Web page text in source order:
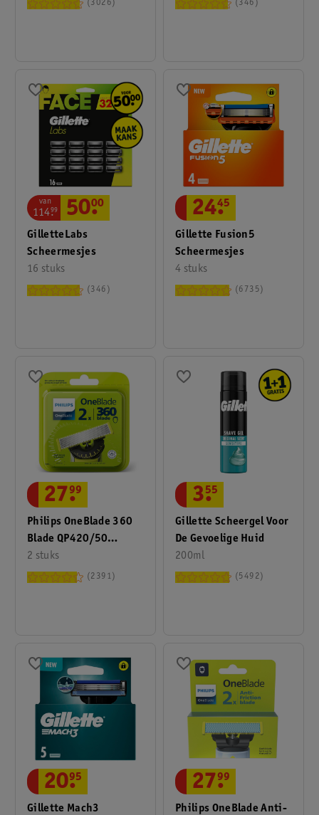
3026 346
GilletteLabs
Scheermesjes
16 stuks
van
114.
99 50.
00
346
Gillette Fusion5
Scheermesjes
4 stuks
24.
45
6735
Philips OneBlade 360
Blade QP420/50
Navulmesjes
2 stuks
27.
99
2391
Gillette Scheergel Voor
De Gevoelige Huid
200ml
3.
55
5492
Gillette Mach3
20.
95
Philips OneBlade Anti-
27.
99